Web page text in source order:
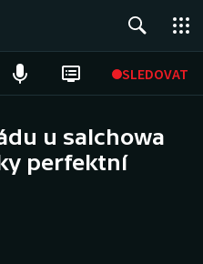
SLEDOVAT
u salchowa
perfektní